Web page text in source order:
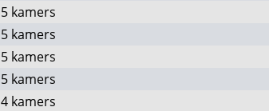
5 kamers
5 kamers
5 kamers
5 kamers
4 kamers